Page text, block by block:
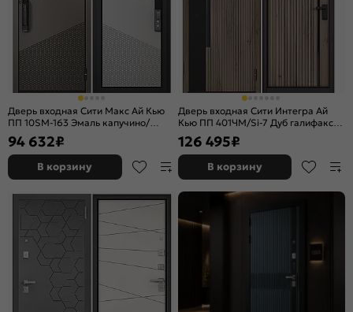
Дверь входная Сити Макс Ай Кью
ПП 10SM-163 Эмаль капучино/
Эмаль светло-серая, 2 замка
94 632₽
В корзину
Дверь входная Сити Интегра Ай
Кью ПП 401ЧМ/Si-7 Дуб галифакс
грей/Дуб галифакс грей, 1 замок, с
ночной задвижкой
126 495₽
В корзину